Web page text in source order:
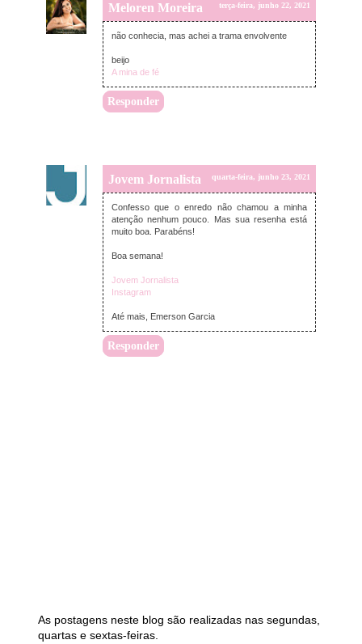
Meloren Moreira terça-feira, junho 22, 2021
não conhecia, mas achei a trama envolvente
beijo
A mina de fé
Responder
Jovem Jornalista quarta-feira, junho 23, 2021
Confesso que o enredo não chamou a minha
atenção nenhum pouco. Mas sua resenha está
muito boa. Parabéns!
Boa semana!
Jovem Jornalista
Instagram
Até mais, Emerson Garcia
Responder
As postagens neste blog são realizadas nas segundas,
quartas e sextas-feiras.